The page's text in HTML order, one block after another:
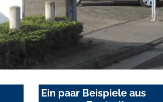
Ein paar Beispiele aus